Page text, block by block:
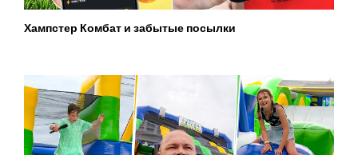
Хампстер Комбат и забытые посылки